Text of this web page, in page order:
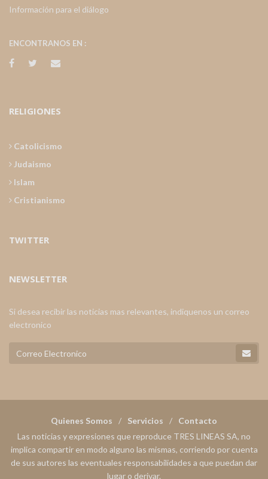
Información para el diálogo
ENCONTRANOS EN :
RELIGIONES
Catolicismo
Judaismo
Islam
Cristianismo
TWITTER
NEWSLETTER
Si desea recibir las noticias mas relevantes, indiquenos un correo
electronico
Quienes Somos Servicios
Contacto
Las noticias y expresiones que reproduce TRES LINEAS SA, no
implica compartir en modo alguno las mismas, corriendo por cuenta
de sus autores las eventuales responsabilidades a que puedan dar
lugar o derivar.